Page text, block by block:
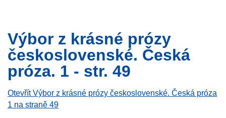
Výbor z krásné prózy
československé. Česká
próza. 1 - str. 49
Otevřít Výbor z krásné prózy československé. Česká próza
1 na straně 49